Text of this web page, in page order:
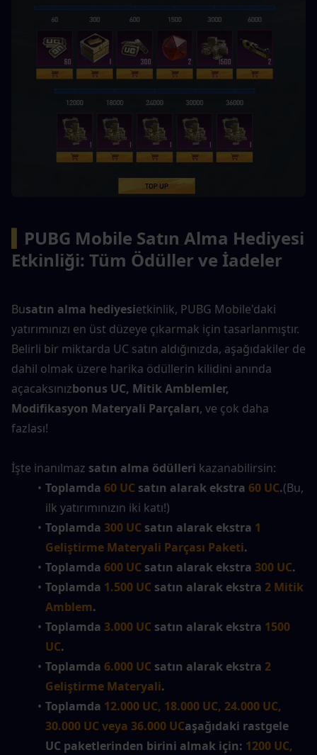
PUBG Mobile Satın Alma Hediyesi
Etkinliği: Tüm Ödüller ve İadeler
Busatın alma hediyesietkinlik, PUBG Mobile'daki
yatırımınızı en üst düzeye çıkarmak için tasarlanmıştır.
Belirli bir miktarda UC satın aldığınızda, aşağıdakiler de
dahil olmak üzere harika ödüllerin kilidini anında
açacaksınızbonus UC, Mitik Amblemler,
Modifikasyon Materyali Parçaları, ve çok daha
fazlası!
İşte inanılmaz satın alma ödülleri kazanabilirsin:
Toplamda 60 UC satın alarak ekstra 60 UC.(Bu,
ilk yatırımınızın iki katı!)
Toplamda 300 UC satın alarak ekstra 1
Geliştirme Materyali Parçası Paketi.
Toplamda 600 UC satın alarak ekstra 300 UC.
Toplamda 1.500 UC satın alarak ekstra 2 Mitik
Amblem.
Toplamda 3.000 UC satın alarak ekstra 1500
UC.
Toplamda 6.000 UC satın alarak ekstra 2
Geliştirme Materyali.
Toplamda 12.000 UC, 18.000 UC, 24.000 UC,
30.000 UC veya 36.000 UCaşağıdaki rastgele
UC paketlerinden birini almak için: 1200 UC,